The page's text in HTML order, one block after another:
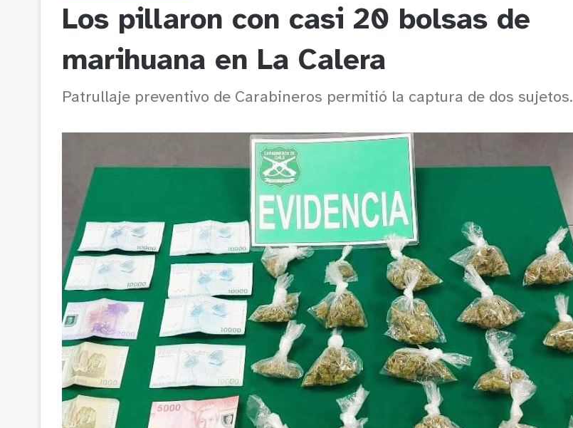
Los pillaron con casi 20 bolsas de
marihuana en La Calera
Patrullaje preventivo de Carabineros permitió la captura de dos sujetos.